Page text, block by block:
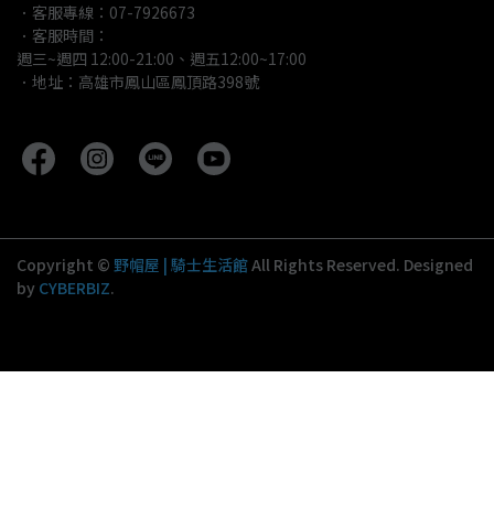
．客服專線：07-7926673
．客服時間：
週三~週四 12:00-21:00、週五12:00~17:00
．地址：高雄市鳳山區鳳頂路398號
Copyright © 野帽屋 | 騎士生活館All Rights Reserved. Designed
by CYBERBIZ.